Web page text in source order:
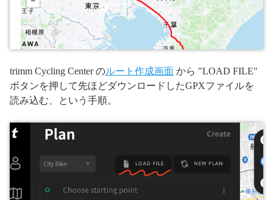
trimm Cycling Center のルート作成画面 から "LOAD FILE"
ボタンを押して先ほどダウンロードしたGPXファイルを
読み込む、という手順。